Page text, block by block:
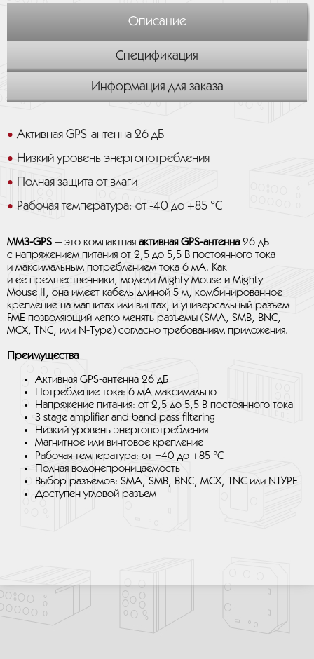
Описание
Спецификация
Информация для заказа
Активная GPS-антенна 26 дБ
Низкий уровень энергопотребления
Полная защита от влаги
Рабочая температура: от -40 до +85 °C
MM3-GPS — это компактная активная GPS-антенна26 дБ
с напряжением питания от 2,5 до 5,5 В постоянного тока
и максимальным потреблением тока 6 мА. Как
и ее предшественники, модели Mighty Mouse и Mighty
Mouse II, она имеет кабель длиной 5 м, комбинированное
крепление на магнитах или винтах, и универсальный разъем
FME позволяющий легко менять разъемы (SMA, SMB, BNC,
MCX, TNC, или N-Type) согласно требованиям приложения.
Преимущества
Активная GPS-антенна 26 дБ
Потребление тока: 6 мА максимально
Напряжение питания: от 2,5 до 5,5 В постоянного тока
3 stage amplifier and band pass filtering
Низкий уровень энергопотребления
Магнитное или винтовое крепление
Рабочая температура: от −40 до +85 °C
Полная водонепроницаемость
Выбор разъемов: SMA, SMB, BNC, MCX, TNC или NTYPE
Доступен угловой разъем